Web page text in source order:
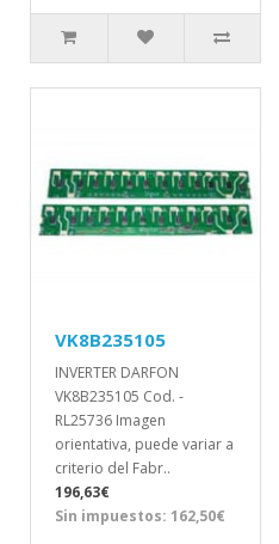
VK8B235105
INVERTER DARFON
VK8B235105 Cod. -
RL25736 Imagen
orientativa, puede variar a
criterio del Fabr..
196,63€
Sin impuestos: 162,50€